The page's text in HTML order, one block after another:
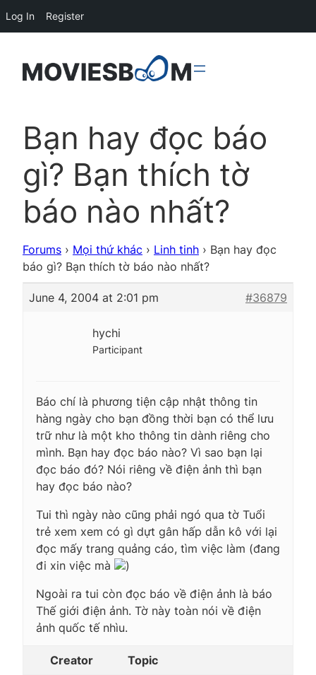
Bạn hay đọc báo
gì? Bạn thích tờ
báo nào nhất?
Forums › Mọi thứ khác › Linh tinh › Bạn hay đọc
báo gì? Bạn thích tờ báo nào nhất?
June 4, 2004 at 2:01 pm #36879
hychi
Participant
Báo chí là phương tiện cập nhật thông tin
hàng ngày cho bạn đồng thời bạn có thể lưu
trữ như là một kho thông tin dành riêng cho
mình. Bạn hay đọc báo nào? Vì sao bạn lại
đọc báo đó? Nói riêng về điện ảnh thì bạn
hay đọc báo nào?
Tui thì ngày nào cũng phải ngó qua tờ Tuổi
trẻ xem xem có gì dựt gân hấp dẫn kô với lại
đọc mấy trang quảng cáo, tìm việc làm (đang
đi xin việc mà
)
Ngoài ra tui còn đọc báo về điện ảnh là báo
Thế giới điện ảnh. Tờ này toàn nói về điện
ảnh quốc tế nhìu.
Creator Topic
Log In Register